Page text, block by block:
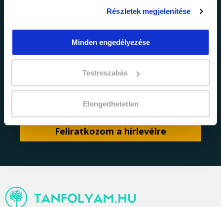
Részletek megjelenítése
Minden engedélyezése
Testreszabás
Elengedhetetlen
Elfogadom azadatkezelési tájékoztatóban